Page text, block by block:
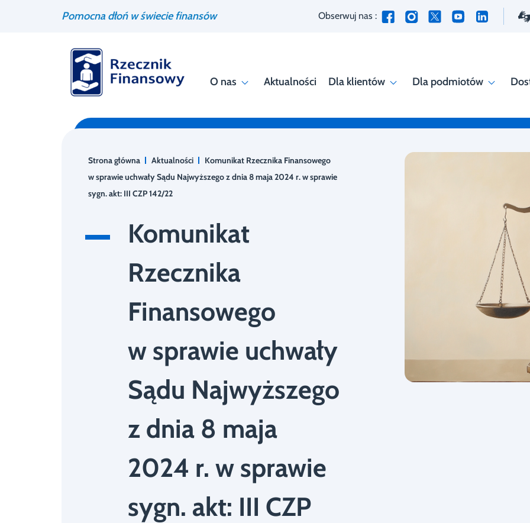
Pomocna dłoń w świecie finansów Obserwuj nas :
O nas Aktualności Dla klientów Dla podmiotów
Strona główna Aktualności
Komunikat Rzecznika Finansowego
w sprawie uchwały Sądu Najwyższego z dnia 8 maja 2024 r. w sprawie
sygn. akt: III CZP 142/22
Komunikat
Rzecznika
Finansowego
w sprawie uchwały
Sądu Najwyższego
z dnia 8 maja
2024 r. w sprawie
sygn. akt: III CZP